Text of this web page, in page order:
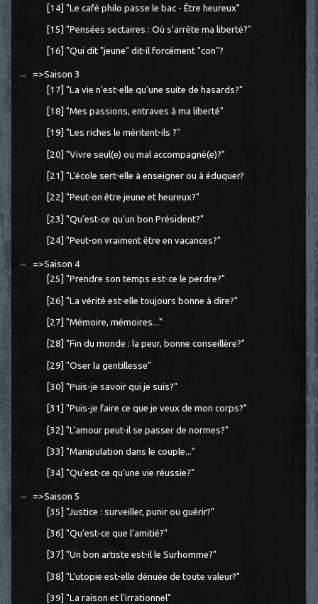
[14] "Le café philo passe le bac - Être heureux"
[15] "Pensées sectaires : Où s'arrête ma liberté?"
[16] "Qui dit "jeune" dit-il forcément "con"?
=>Saison 3
[17] "La vie n'est-elle qu'une suite de hasards?"
[18] "Mes passions, entraves à ma liberté"
[19] "Les riches le méritent-ils ?"
[20] "Vivre seul(e) ou mal accompagné(e)?"
[21] "L'école sert-elle à enseigner ou à éduquer?
[22] "Peut-on être jeune et heureux?"
[23] "Qu'est-ce qu'un bon Président?"
[24] "Peut-on vraiment être en vacances?"
=>Saison 4
[25] "Prendre son temps est-ce le perdre?"
[26] "La vérité est-elle toujours bonne à dire?"
[27] "Mémoire, mémoires..."
[28] "Fin du monde : la peur, bonne conseillère?"
[29] "Oser la gentillesse"
[30] "Puis-je savoir qui je suis?"
[31] "Puis-je faire ce que je veux de mon corps?"
[32] "L'amour peut-il se passer de normes?"
[33] "Manipulation dans le couple..."
[34] "Qu'est-ce qu'une vie réussie?"
=>Saison 5
[35] "Justice : surveiller, punir ou guérir?"
[36] "Qu'est-ce que l'amitié?"
[37] "Un bon artiste est-il le Surhomme?"
[38] "L’utopie est-elle dénuée de toute valeur?"
[39] "La raison et l'irrationnel"